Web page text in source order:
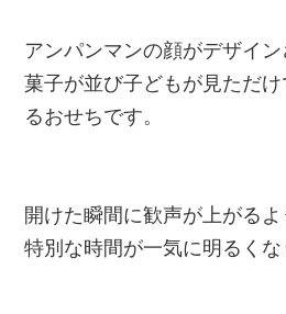
アンパンマンの顔がデザイ
菓子が並び子どもが見ただ
るおせちです。
開けた瞬間に歓声が上がる
特別な時間が一気に明るくな